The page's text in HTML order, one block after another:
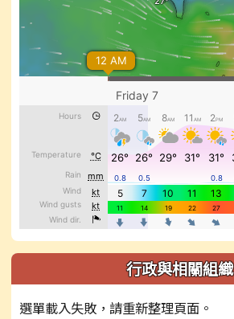
行政與相關組織
選單載入失敗，請重新整理頁面。